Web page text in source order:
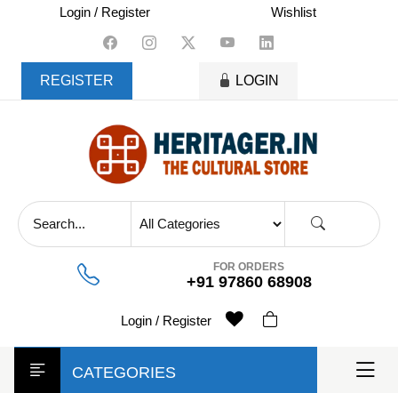
content
Login / Register Wishlist
REGISTER LOGIN
FOR ORDERS
+91 97860 68908
Login / Register
CATEGORIES